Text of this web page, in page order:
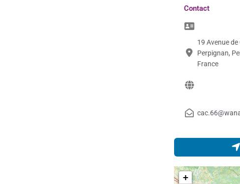
Contact
19 Avenue
Perpignan,
France
+